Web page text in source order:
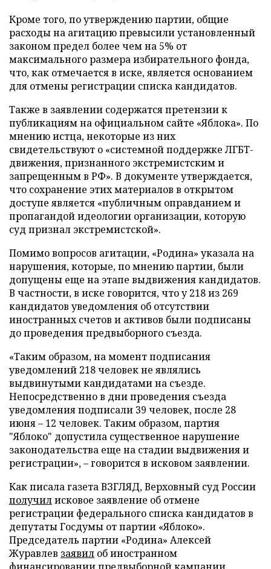
Кроме того, по утверждению партии, общие
расходы на агитацию превысили установленный
законом предел более чем на 5% от
максимального размера избирательного фонда,
что, как отмечается в иске, является основанием
для отмены регистрации списка кандидатов.
Также в заявлении содержатся претензии к
публикациям на официальном сайте «Яблока». По
мнению истца, некоторые из них
свидетельствуют о «системной поддержке ЛГБТ-
движения, признанного экстремистским и
запрещенным в РФ». В документе утверждается,
что сохранение этих материалов в открытом
доступе является «публичным оправданием и
пропагандой идеологии организации, которую
суд признал экстремистской».
Помимо вопросов агитации, «Родина» указала на
нарушения, которые, по мнению партии, были
допущены еще на этапе выдвижения кандидатов.
В частности, в иске говорится, что у 218 из 269
кандидатов уведомления об отсутствии
иностранных счетов и активов были подписаны
до проведения предвыборного съезда.
«Таким образом, на момент подписания
уведомлений 218 человек не являлись
выдвинутыми кандидатами на съезде.
Непосредственно в дни проведения съезда
уведомления подписали 39 человек, после 28
июня – 12 человек. Таким образом, партия
"Яблоко" допустила существенное нарушение
законодательства еще на стадии выдвижения и
регистрации», – говорится в исковом заявлении.
Как писала газета ВЗГЛЯД, Верховный суд России
получилисковое заявление об отмене
регистрации федерального списка кандидатов в
депутаты Госдумы от партии «Яблоко».
Председатель партии «Родина» Алексей
Журавлев заявил об иностранном